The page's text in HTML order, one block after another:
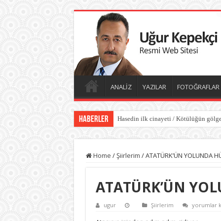
ANALİZ YAZILAR FOTOĞRAFLAR
Haberler Hasedin ilk cinayeti / Kötülüğün
İlk kıvılcım: İblis’in kibri / Kötülüğün
Home /Şiirlerim /ATATÜRK’ÜN YOLUNDA
ATATÜRK’ÜN
ugur Şiirlerim
HÜSEYİN
yorumlar